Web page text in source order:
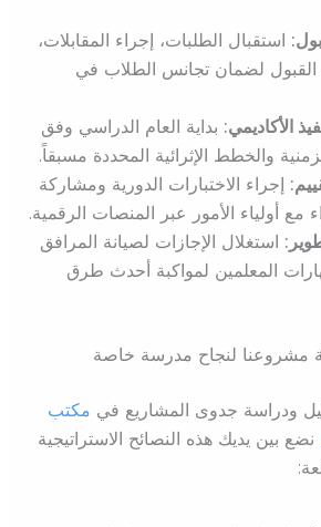
استقبال الطلبات، إجراء المقابلات،
القبول لضمان تجانس الطلاب في
الأكاديمي:بداية العام الدراسي وفق
والخطط الإثرائية المحددة مسبقاً.
إجراء الاختبارات الدورية ومشاركة
مع أولياء الأمور عبر المنصات الرقمية.
استغلال الإجازات لصيانة المرافق
المعلمين لمواكبة أحدث طرق
مشروعنا لنجاح مدرسة خاصة
ودراسة جدوى المشاريع في مكتب
بين يديك هذه النصائح الاستراتيجية